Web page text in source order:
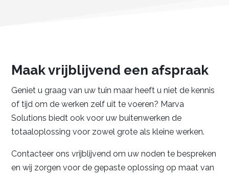
Maak vrijblijvend een afspraak
Geniet u graag van uw tuin maar heeft u niet de kennis
of tijd om de werken zelf uit te voeren? Marva
Solutions biedt ook voor uw buitenwerken de
totaaloplossing voor zowel grote als kleine werken.
Contacteer ons vrijblijvend om uw noden te bespreken
en wij zorgen voor de gepaste oplossing op maat van